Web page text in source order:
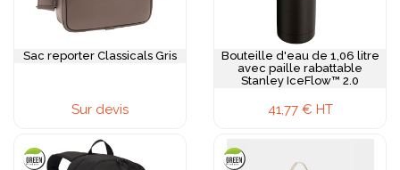
Sac reporter Classicals Gris
Sur devis
Bouteille d'eau de 1,06 litre
avec paille rabattable
Stanley IceFlow™ 2.0
41,77 € HT